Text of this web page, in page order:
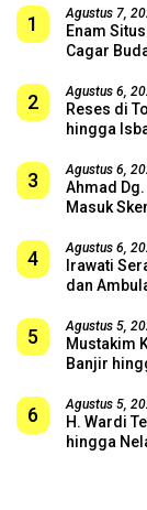
1 Agustus 7,
Enam
Cagar
2 Agustus 6,
Reses di
hingga
3 Agustus 6,
Ahmad
Masuk
4 Agustus 6,
Irawati
dan
5 Agustus 5,
Mustakim
Banjir
6 Agustus 5,
H. Wardi
hingga